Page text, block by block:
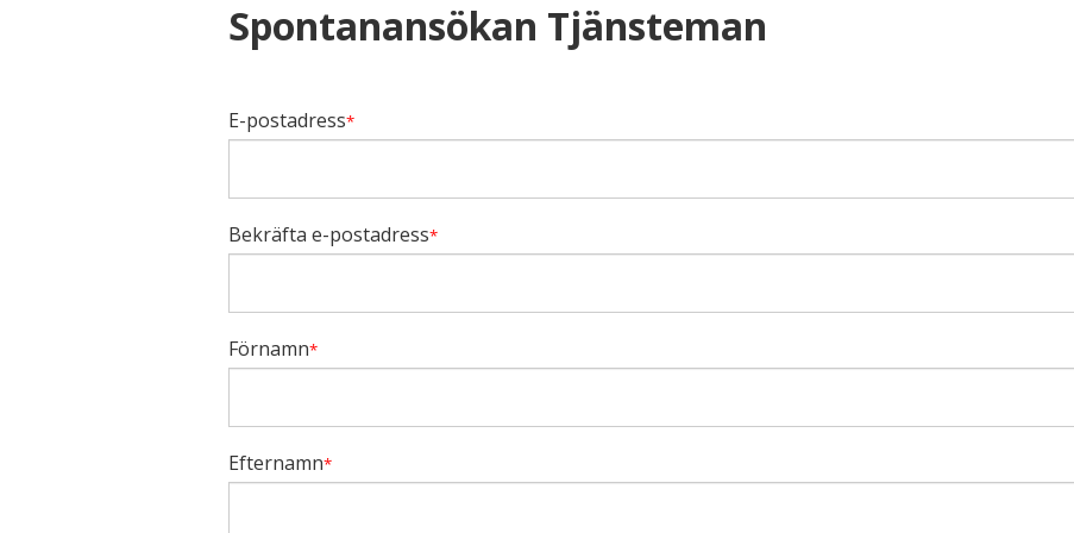
Spontanansökan Tjänsteman
E-postadress*
Bekräfta e-postadress*
Förnamn*
Efternamn*